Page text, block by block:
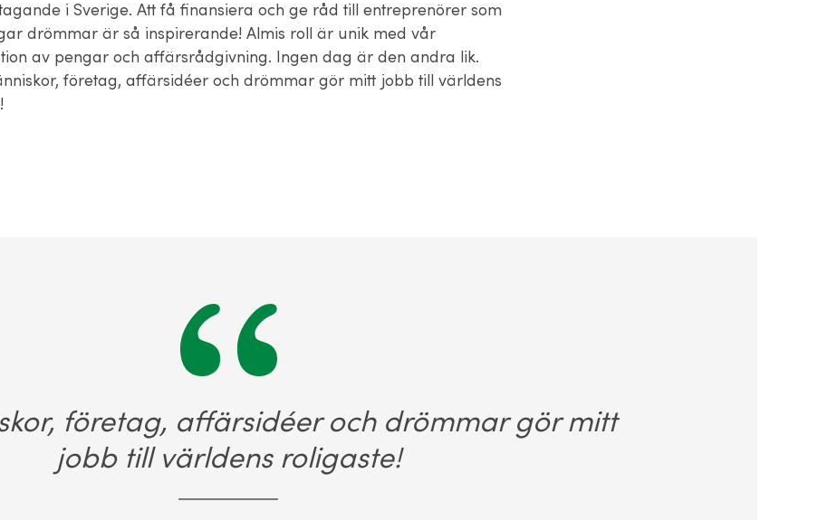
i Sverige. Att få finansiera och ge råd till entreprenörer som
drömmar är så inspirerande! Almis roll är unik med vår
av pengar och affärsrådgivning. Ingen dag är den andra lik.
företag, affärsidéer och drömmar gör mitt jobb till världens
företag, affärsidéer och drömmar gör mitt
jobb till världens roligaste!